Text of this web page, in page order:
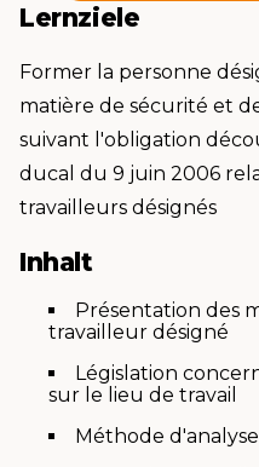
Lernziele
Former la personne
matière de sécurité et
suivant l'obligation
ducal du 9 juin 2006
travailleurs désignés
Inhalt
Présentation des
travailleur désigné
Législation
sur le lieu de travail
Méthode